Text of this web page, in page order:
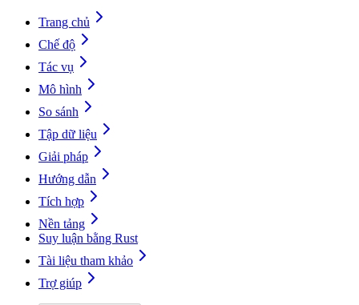
Trang chủ
Chế độ
Tác vụ
Mô hình
So sánh
Tập dữ liệu
Giải pháp
Hướng dẫn
Tích hợp
Nền tảng
Suy luận bằng Rust
Tài liệu tham khảo
Trợ giúp